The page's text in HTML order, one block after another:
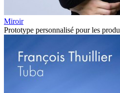
Miroir
Prototype personnalisé pour les